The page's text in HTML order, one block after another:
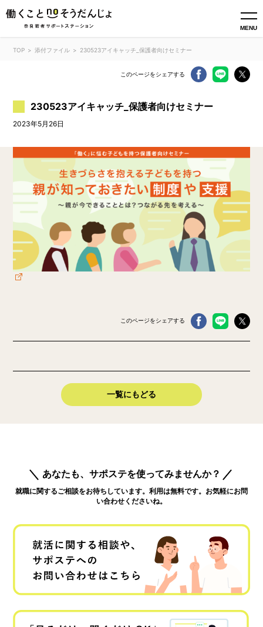
MENU
TOP 添付ファイル 230523アイキャッチ_保護者向けセミナー
このページをシェアする
230523アイキャッチ_保護者向けセミナー
2023年5月26日
このページをシェアする
一覧にもどる
あなたも、サポステを使ってみませんか？
就職に関するご相談をお待ちしています。利用は無料です。お気軽にお問
い合わせくださいね。